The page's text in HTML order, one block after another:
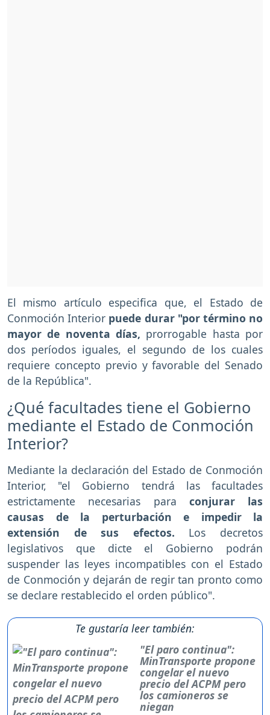
El mismo artículo especifica que, el Estado de
Conmoción Interior puede durar "por término no
mayor de noventa días, prorrogable hasta por
dos períodos iguales, el segundo de los cuales
requiere concepto previo y favorable del Senado
de la República".
¿Qué facultades tiene el Gobierno
mediante el Estado de Conmoción
Interior?
Mediante la declaración del Estado de Conmoción
Interior, "el Gobierno tendrá las facultades
estrictamente necesarias para conjurar las
causas de la perturbación e impedir la
extensión de sus efectos. Los decretos
legislativos que dicte el Gobierno podrán
suspender las leyes incompatibles con el Estado
de Conmoción y dejarán de regir tan pronto como
se declare restablecido el orden público".
Te gustaría leer también:
"El paro continua":
MinTransporte propone
congelar el nuevo
precio del ACPM pero
los camioneros se
niegan